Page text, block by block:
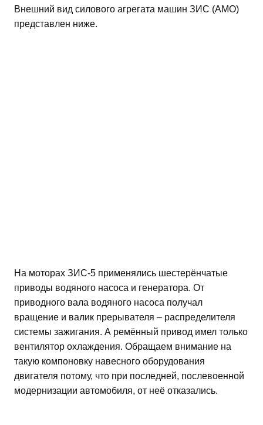
Внешний вид силового агрегата машин ЗИС (АМО)
представлен ниже.
На моторах ЗИС-5 применялись шестерёнчатые
приводы водяного насоса и генератора. От
приводного вала водяного насоса получал
вращение и валик прерывателя – распределителя
системы зажигания. А ремённый привод имел только
вентилятор охлаждения. Обращаем внимание на
такую компоновку навесного оборудования
двигателя потому, что при последней, послевоенной
модернизации автомобиля, от неё отказались.